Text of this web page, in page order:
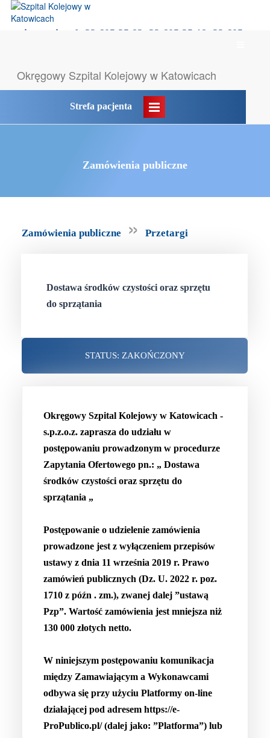
rejestracja tel: 32 605 35 83, 32 605 35 18, 32 605
Okręgowy Szpital Kolejowy w Katowicach
Strefa pacjenta
Zamówienia publiczne
Zamówienia publiczne »Przetargi
Dostawa środków czystości oraz sprzętu
do sprzątania
STATUS: ZAKOŃCZONY
Okręgowy Szpital Kolejowy w Katowicach -
s.p.z.o.z. zaprasza do udziału w
postępowaniu prowadzonym w procedurze
Zapytania Ofertowego pn.: „ Dostawa
środków czystości oraz sprzętu do
sprzątania „
Postępowanie o udzielenie zamówienia
prowadzone jest z wyłączeniem przepisów
ustawy z dnia 11 września 2019 r. Prawo
zamówień publicznych (Dz. U. 2022 r. poz.
1710 z późn . zm.), zwanej dalej ”ustawą
Pzp”. Wartość zamówienia jest mniejsza niż
130 000 złotych netto.
W niniejszym postępowaniu komunikacja
między Zamawiającym a Wykonawcami
odbywa się przy użyciu Platformy on-line
działającej pod adresem https://e-
ProPublico.pl/ (dalej jako: ”Platforma”) lub